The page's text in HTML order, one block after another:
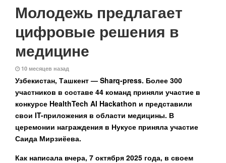
Молодежь предлагает
цифровые решения в
медицине
10 месяцев назад
Узбекистан, Ташкент — Sharq-press. Более 300
участников в составе 44 команд приняли участие в
конкурсе HealthTech AI Hackathon и представили
свои IT-приложения в области медицины. В
церемонии награждения в Нукусе приняла участие
Саида Мирзиёева.
Как написала вчера, 7 октября 2025 года, в своем